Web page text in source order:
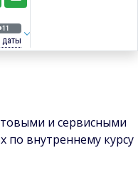
даты
и сервисными
по внутреннему курсу